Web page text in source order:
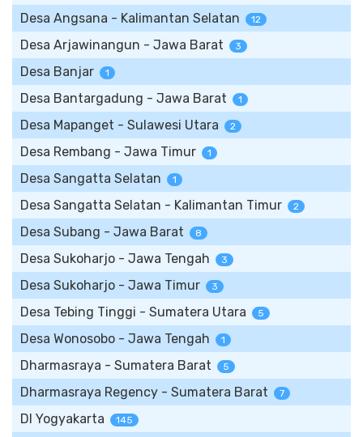
Desa Angsana - Kalimantan Selatan 12
Desa Arjawinangun - Jawa Barat 3
Desa Banjar 1
Desa Bantargadung - Jawa Barat 1
Desa Mapanget - Sulawesi Utara 2
Desa Rembang - Jawa Timur 1
Desa Sangatta Selatan 1
Desa Sangatta Selatan - Kalimantan Timur 2
Desa Subang - Jawa Barat 8
Desa Sukoharjo - Jawa Tengah 3
Desa Sukoharjo - Jawa Timur 3
Desa Tebing Tinggi - Sumatera Utara 5
Desa Wonosobo - Jawa Tengah 1
Dharmasraya - Sumatera Barat 5
Dharmasraya Regency - Sumatera Barat 7
DI Yogyakarta 145